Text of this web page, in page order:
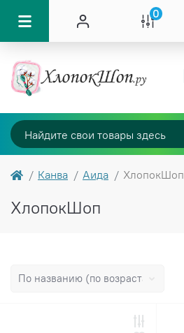
0
Канва Аида ХлопокШоп
ХлопокШоп